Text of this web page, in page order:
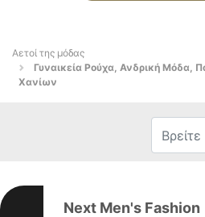
Αετοί της μόδας
Γυναικεία Ρούχα, Ανδρική Μόδα,
Χανίων
Next Men's Fashion